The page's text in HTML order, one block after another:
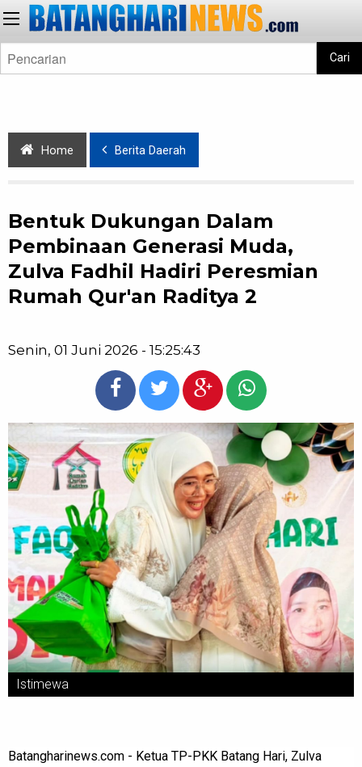
Cari
Home Berita Daerah
Bentuk Dukungan Dalam
Pembinaan Generasi Muda,
Zulva Fadhil Hadiri Peresmian
Rumah Qur'an Raditya 2
Senin, 01 Juni 2026 - 15:25:43
Istimewa
Batangharinews.com - Ketua TP-PKK Batang Hari, Zulva